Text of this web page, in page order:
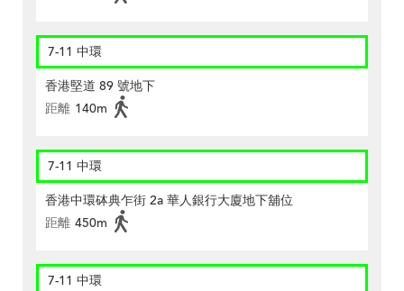
7-11 中環
香港堅道 89 號地下
距離 140m
7-11 中環
香港中環砵典乍街 2a 華人銀行大廈地下舖位
距離 450m
7-11 中環